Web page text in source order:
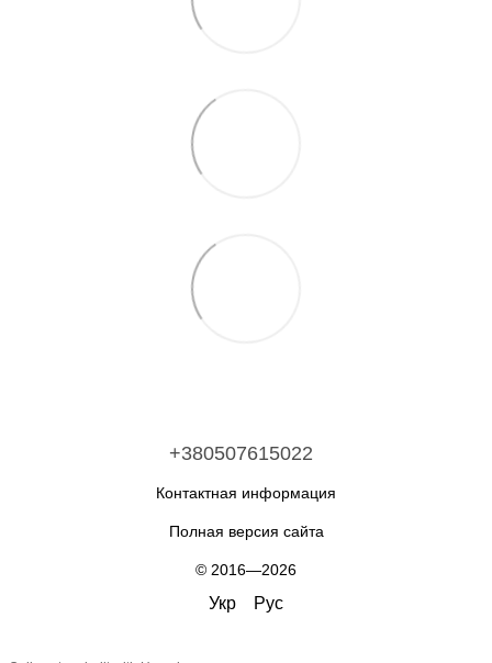
+380507615022
Контактная информация
Полная версия сайта
© 2016—2026
Укр Рус